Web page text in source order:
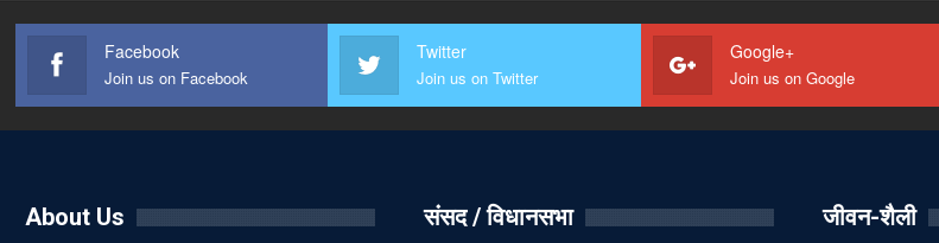
Facebook
Join us on Facebook
Twitter
Join us on Twitter
Google+
Join us on Google
About Us संसद / विधानसभा जीवन-शैली